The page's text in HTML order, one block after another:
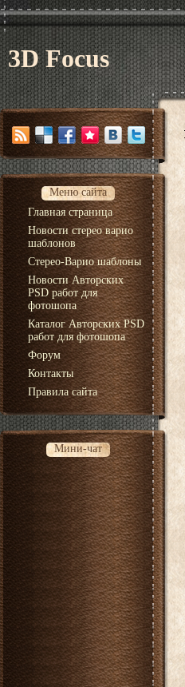
3D Focus
Меню сайта
Главная страница
Новости стерео варио
шаблонов
Стерео-Варио шаблоны
Новости Авторских
PSD работ для
фотошопа
Каталог Авторских PSD
работ для фотошопа
Форум
Контакты
Правила сайта
Мини-чат